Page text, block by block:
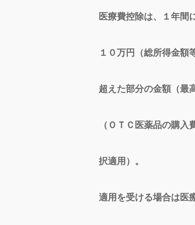
医療費控除は、１年間
１０万円（総所得金額
超えた部分の金額（最
（ＯＴＣ医薬品の購
択適用）。
適用を受ける場合は医